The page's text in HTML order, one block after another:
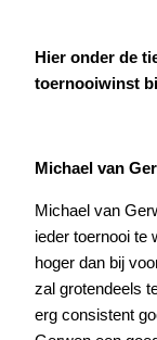
Hier onder de
toernooiwinst
Michael van
Michael van
ieder toernooi te
hoger dan bij
zal grotendeels
erg consistent